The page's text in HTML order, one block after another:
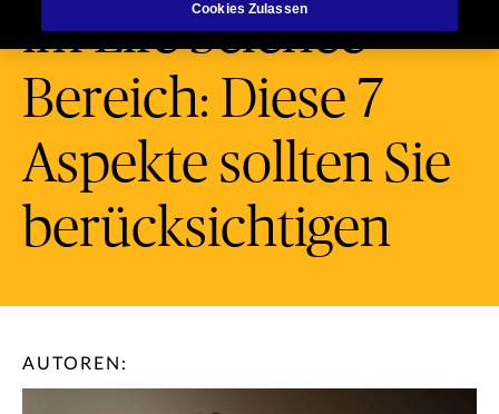
im Life Science-
Bereich: Diese 7
Aspekte sollten Sie
berücksichtigen
AUTOREN:
Cookies Zulassen